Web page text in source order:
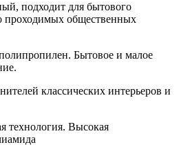
подходит для бытового
проходимых общественных
Бытовое и малое
классических интерьеров и
технология. Высокая